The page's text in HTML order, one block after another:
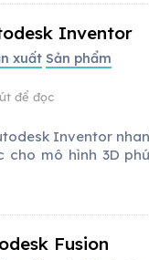
Inventor
xuất Sản phẩm
để đọc
Inventor
cho mô hình 3D
Fusion